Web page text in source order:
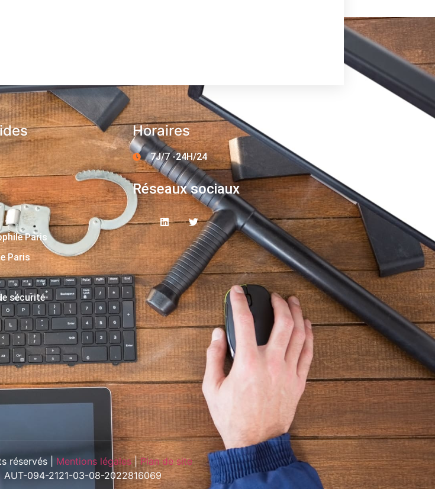
Paris
Paris
sécurité
Horaires
7J/7 -24H/24
Réseaux sociaux
réservés | Mentions légales|Plan de site
AUT-094-2121-03-08-2022816069